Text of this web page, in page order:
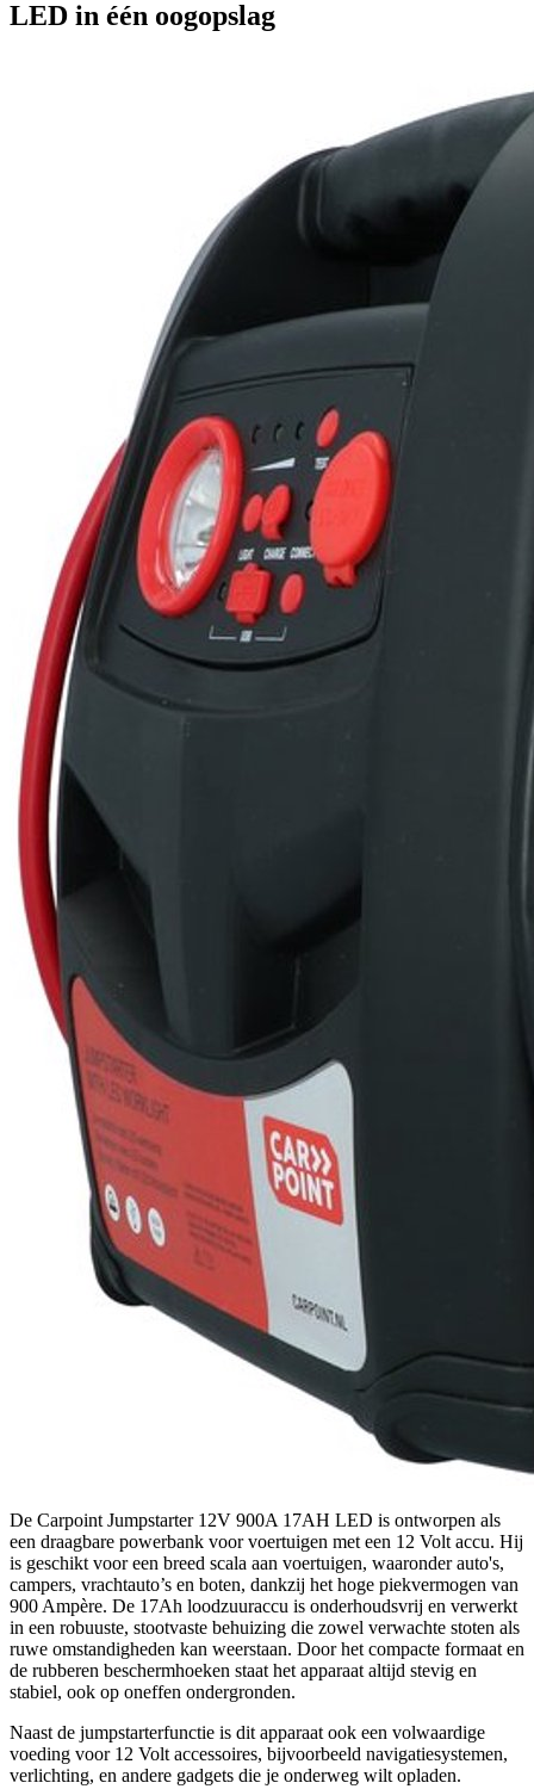
LED in één oogopslag
De Carpoint Jumpstarter 12V 900A 17AH LED is ontworpen als
een draagbare powerbank voor voertuigen met een 12 Volt accu. Hij
is geschikt voor een breed scala aan voertuigen, waaronder auto's,
campers, vrachtauto’s en boten, dankzij het hoge piekvermogen van
900 Ampère. De 17Ah loodzuuraccu is onderhoudsvrij en verwerkt
in een robuuste, stootvaste behuizing die zowel verwachte stoten als
ruwe omstandigheden kan weerstaan. Door het compacte formaat en
de rubberen beschermhoeken staat het apparaat altijd stevig en
stabiel, ook op oneffen ondergronden.
Naast de jumpstarterfunctie is dit apparaat ook een volwaardige
voeding voor 12 Volt accessoires, bijvoorbeeld navigatiesystemen,
verlichting, en andere gadgets die je onderweg wilt opladen.